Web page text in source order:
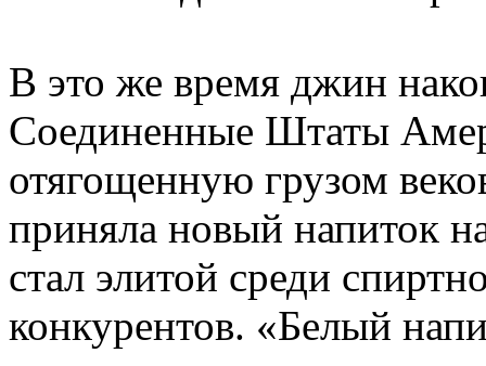
В это же время джин
Соединенные Штаты
отягощенную грузом
приняла новый напиток
стал элитой среди
конкурентов. «Белый